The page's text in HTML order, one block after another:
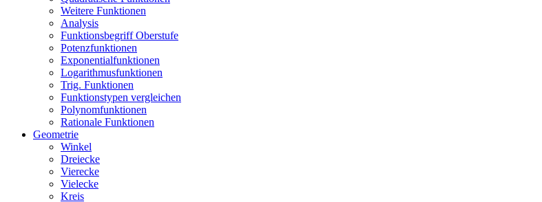
Weitere Funktionen
Analysis
Funktionsbegriff Oberstufe
Potenzfunktionen
Exponentialfunktionen
Logarithmusfunktionen
Trig. Funktionen
Funktionstypen vergleichen
Polynomfunktionen
Rationale Funktionen
Geometrie
Winkel
Dreiecke
Vierecke
Vielecke
Kreis